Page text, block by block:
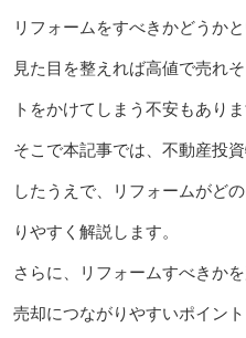
リフォームをすべきかどうか
見た目を整えれば高値で売れ
トをかけてしまう不安もありま
そこで本記事では、不動産投
したうえで、リフォームがど
りやすく解説します。
さらに、リフォームすべきか
売却につながりやすいポイント